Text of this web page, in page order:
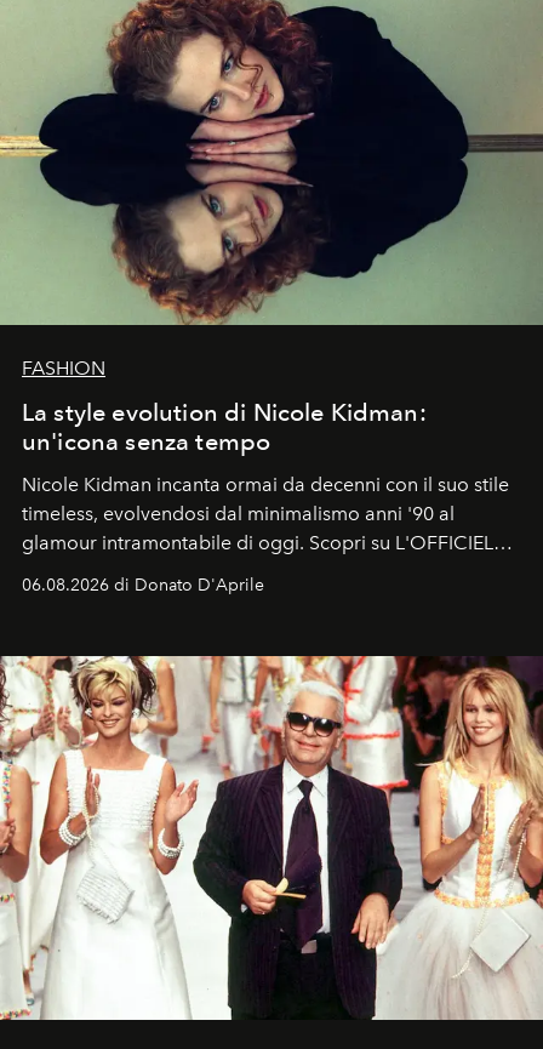
FASHION
La style evolution di Nicole Kidman:
un'icona senza tempo
Nicole Kidman incanta ormai da decenni con il suo stile
timeless, evolvendosi dal minimalismo anni '90 al
glamour intramontabile di oggi. Scopri su L'OFFICIEL
06.08.2026 di Donato D'Aprile